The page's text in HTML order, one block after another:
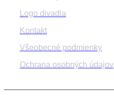
Logo divadla
Kontakt
Všeobecné podmienky
Ochrana osobných údajov